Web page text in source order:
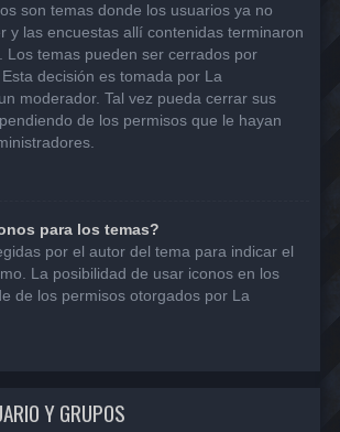
son temas donde los usuarios ya no
y las encuestas allí contenidas terminaron
Los temas pueden ser cerrados por
decisión es tomada por La
moderador. Tal vez pueda cerrar sus
de los permisos que le hayan
para los temas?
por el autor del tema para indicar el
La posibilidad de usar iconos en los
de los permisos otorgados por La
Y GRUPOS